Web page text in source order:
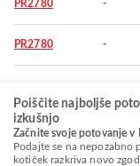
PR2780 -
PR2780 -
Poiščite najboljše
izkušnjo
Začnite svoje potovanje v
Podajte se na nepozabno
kotiček razkriva novo